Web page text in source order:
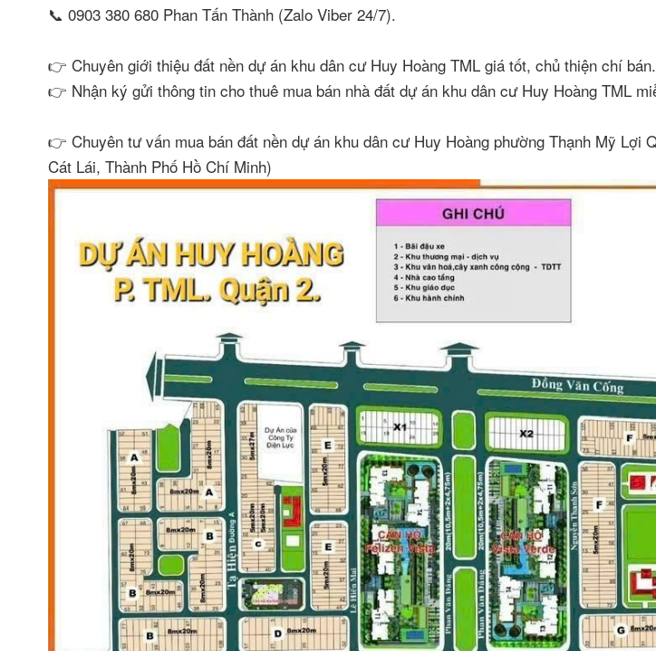
📞 0903 380 680 Phan Tấn Thành (Zalo Viber 24/7).
👉 Chuyên giới thiệu đất nền dự án khu dân cư Huy Hoàng TML giá tốt, chủ thiện chí bán.
👉 Nhận ký gửi thông tin cho thuê mua bán nhà đất dự án khu dân cư Huy Hoàng TML
👉 Chuyên tư vấn mua bán đất nền dự án khu dân cư Huy Hoàng phường Thạnh Mỹ Lợi
Cát Lái, Thành Phố Hồ Chí Minh)